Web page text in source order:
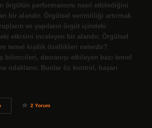
örgütün performansını nasıl etkilediğini
bir alandır. Örgütsel verimliliği artırmak
ve yapıların örgüt içindeki
etkisini inceleyen bir alandır. Örgütsel
temel kişilik özellikleri nelerdir?
bilimcileri, davranışı etkileyen bazı temel
odaklanır. Bunlar öz kontrol, başarı
Örgütsel
2 Yorum